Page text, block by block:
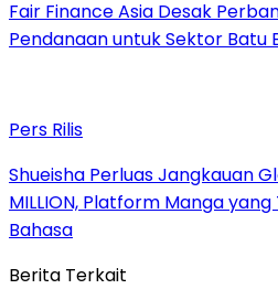
Fair Finance Asia Desak
Pendanaan untuk Sektor Batu
Pers Rilis
Shueisha Perluas Jangkauan
MILLION, Platform Manga
Bahasa
Berita Terkait